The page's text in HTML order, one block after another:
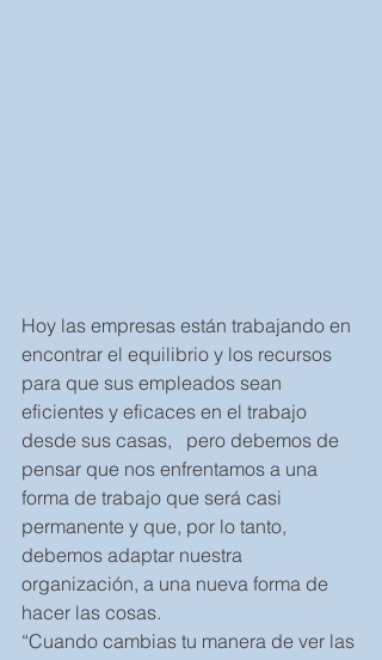
Hoy las empresas están trabajando en
encontrar el equilibrio y los recursos
para que sus empleados sean
eficientes y eficaces en el trabajo
desde sus casas,   pero debemos de
pensar que nos enfrentamos a una
forma de trabajo que será casi
permanente y que, por lo tanto,
debemos adaptar nuestra
organización, a una nueva forma de
hacer las cosas.
“Cuando cambias tu manera de ver las